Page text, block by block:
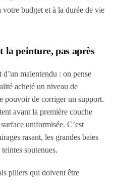
budget et à la durée de vie
la peinture, pas après
malentendu : on pense
acheté un niveau de
pouvoir de corriger un support.
avant la première couche
uniformisée. C’est
rasant, les grandes baies
soutenues.
piliers qui doivent être